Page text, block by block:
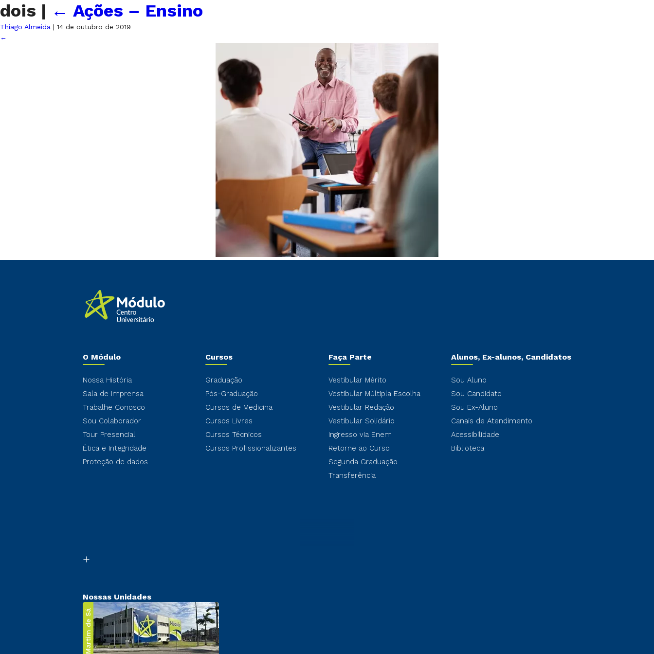
dois | ← Ações – Ensino
Thiago Almeida | 14 de outubro de 2019
←
O Módulo
Nossa História
Sala de Imprensa
Trabalhe Conosco
Sou Colaborador
Tour Presencial
Ética e Integridade
Proteção de dados
Cursos
Graduação
Pós-Graduação
Cursos de Medicina
Cursos Livres
Cursos Técnicos
Cursos Profissionalizantes
Faça Parte
Vestibular Mérito
Vestibular Múltipla Escolha
Vestibular Redação
Vestibular Solidário
Ingresso via Enem
Retorne ao Curso
Segunda Graduação
Transferência
Alunos, Ex-alunos, Candidatos
Sou Aluno
Sou Candidato
Sou Ex-Aluno
Canais de Atendimento
Acessibilidade
Biblioteca
Nossas Unidades
Martim de Sá